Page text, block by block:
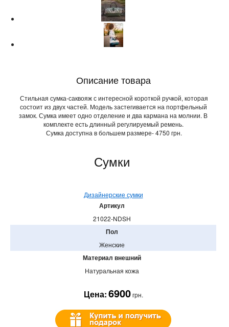
Описание товара
Стильная сумка-саквояж с интересной короткой ручкой, которая
состоит из двух частей. Модель застегивается на портфельный
замок. Сумка имеет одно отделение и два кармана на молнии. В
комплекте есть длинный регулируемый ремень.
Сумка доступна в большем размере- 4750 грн.
Сумки
Дизайнерские сумки
Артикул
21022-NDSH
Пол
Женские
Материал внешний
Натуральная кожа
Цена:6900грн.